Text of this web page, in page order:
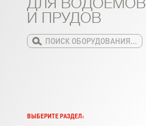
И ПРУДОВ
ВЫБЕРИТЕ РАЗДЕЛ: